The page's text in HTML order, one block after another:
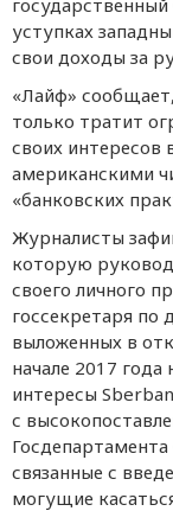
уступках
свои доходы за
«Лайф»
только тратит
своих
американскими
«банковских
Журналисты
которую
своего личного
госсекретаря по
выложенных в
начале 2017
интересы
с
связанные с
могущие